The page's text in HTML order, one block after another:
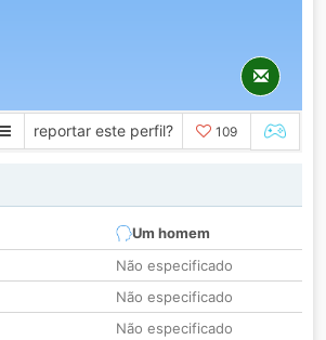
reportar este perfil? 109
Um homem
Não especificado
Não especificado
Não especificado